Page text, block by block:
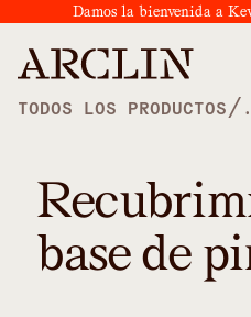
Damos la bienvenida a
TODOS LOS PRODUCTOS /
base de